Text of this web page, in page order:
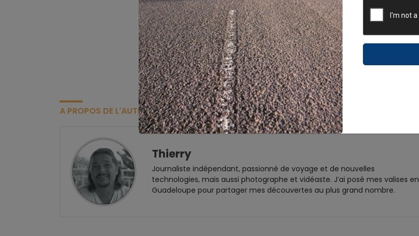
A PROPOS DE L'AUTEUR
Thierry
Journaliste indépendant, passionné de voyage et de nouvelles
technologies, mais aussi photographe et vidéaste. J’ai posé mes valises en
Guadeloupe pour partager mes découvertes au plus grand nombre.